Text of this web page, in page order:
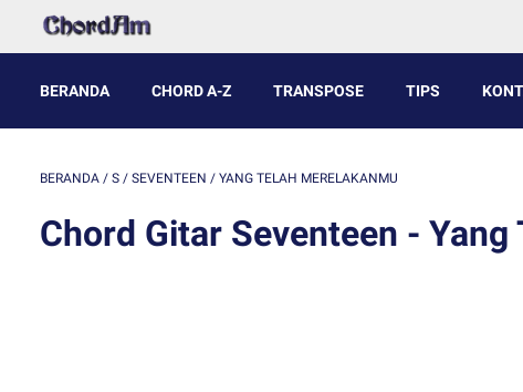
BERANDA CHORD A-Z TRANSPOSE TIPS
BERANDA / S / SEVENTEEN / YANG TELAH MERELAKANMU
Chord Gitar Seventeen -